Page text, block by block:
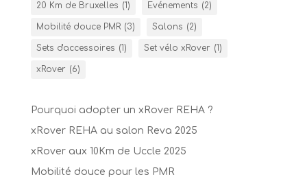
20 Km de Bruxelles (1) Evénements (2)
Mobilité douce PMR (3) Salons (2)
Sets d'accessoires (1) Set vélo xRover (1)
xRover (6)
Pourquoi adopter un xRover REHA ?
xRover REHA au salon Reva 2025
xRover aux 10Km de Uccle 2025
Mobilité douce pour les PMR